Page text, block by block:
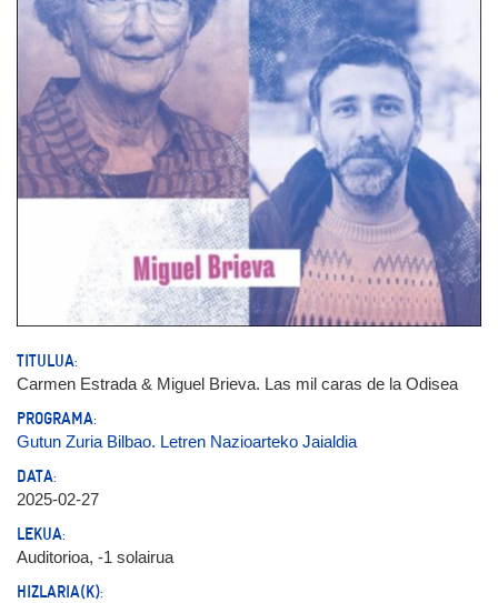
TITULUA:
Carmen Estrada & Miguel Brieva. Las mil caras de la Odisea
PROGRAMA:
Gutun Zuria Bilbao. Letren Nazioarteko Jaialdia
DATA:
2025-02-27
LEKUA:
Auditorioa, -1 solairua
HIZLARIA(K):